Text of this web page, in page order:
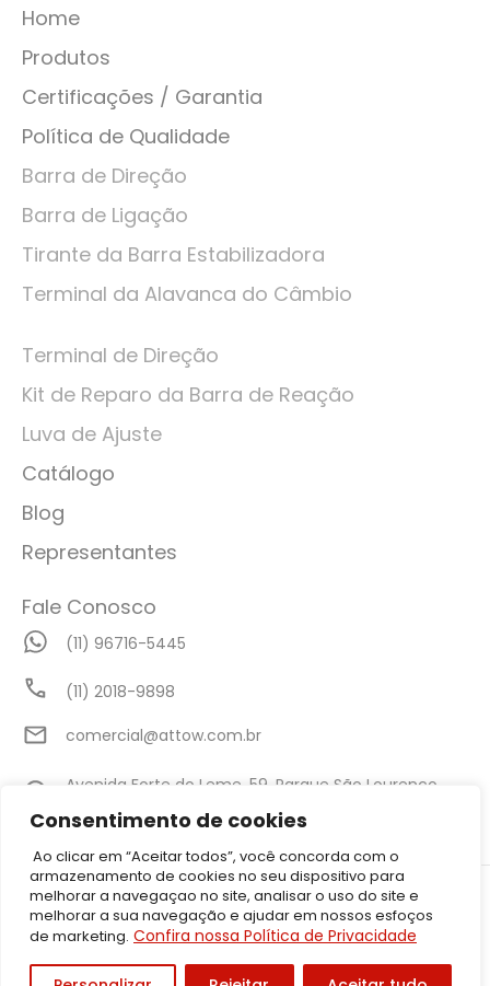
Consentimento de cookies
Ao clicar em “Aceitar todos”, você concorda com o
armazenamento de cookies no seu dispositivo para
melhorar a navegaçao no site, analisar o uso do site e
melhorar a sua navegação e ajudar em nossos esfoços
de marketing. Confira nossa Política de Privacidade
Home
Produtos
Certificações / Garantia
Política de Qualidade
Barra de Direção
Barra de Ligação
Tirante da Barra Estabilizadora
Terminal da Alavanca do Câmbio
Terminal de Direção
Kit de Reparo da Barra de Reação
Luva de Ajuste
Catálogo
Blog
Representantes
Fale Conosco
(11) 96716-5445
(11) 2018-9898
comercial@attow.com.br
Avenida Forte do Leme, 59, Parque São Lourenço,
©2026 Attow – Todos Direitos Reservados | Avenida Forte do Leme,
59, Parque São Lourenço, São Paulo – SP CEP: 08340-010 | CNPJ:
05.001.206/0001-50
Política de Privacidade